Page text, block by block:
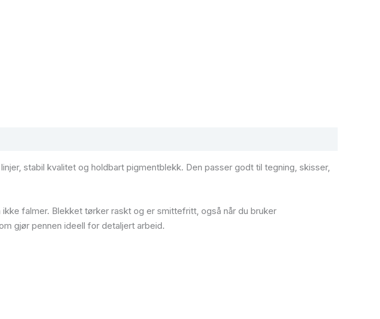
stabil kvalitet og holdbart pigmentblekk. Den passer godt til tegning, skisser,
falmer. Blekket tørker raskt og er smittefritt, også når du bruker
gjør pennen ideell for detaljert arbeid.